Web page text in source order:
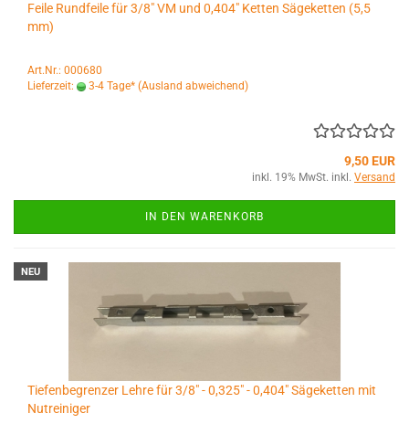
Feile Rundfeile für 3/8" VM und 0,404" Ketten Sägeketten (5,5
mm)
Art.Nr.: 000680
Lieferzeit:
3-4 Tage* (Ausland abweichend)
9,50 EUR
inkl. 19% MwSt. inkl. Versand
IN DEN WARENKORB
NEU
Tiefenbegrenzer Lehre für 3/8" - 0,325" - 0,404" Sägeketten mit
Nutreiniger